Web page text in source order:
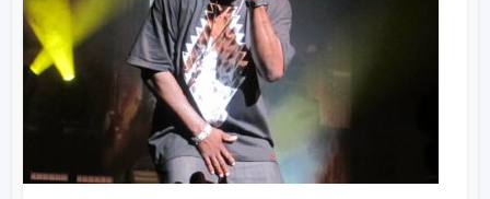
Culture Dossiers
Comment le RAP a-t-il
DIVISÉ les Etats-Unis ?